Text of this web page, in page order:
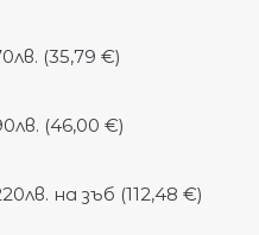
(35,79 €)
(46,00 €)
на зъб (112,48 €)